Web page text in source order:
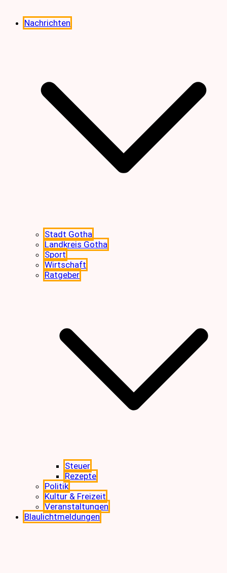
Nachrichten
Stadt Gotha
Landkreis Gotha
Sport
Wirtschaft
Ratgeber
Steuer
Rezepte
Politik
Kultur & Freizeit
Veranstaltungen
Blaulichtmeldungen